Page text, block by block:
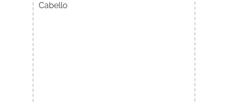
Cabello